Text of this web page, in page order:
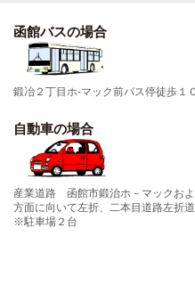
函館バスの場合
鍛冶２丁目ホ-マック前バス停徒歩１
自動車の場合
産業道路 函館市鍛治ホ－マックお
方面に向いて左折、二本目道路左折
※駐車場２台